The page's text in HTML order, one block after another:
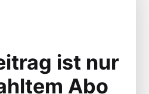
ist nur
Abo